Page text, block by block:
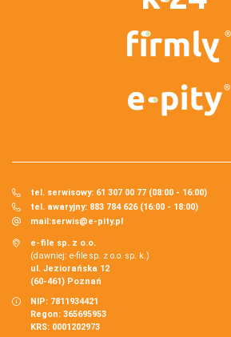
tel. serwisowy: 61 307 00 77 (08:00 - 16:00)
tel. awaryjny: 883 784 626 (16:00 - 18:00)
mail:serwis@e-pity.pl
e-file sp. z o.o.
(dawniej: e-file sp. z o.o. sp. k.)
ul. Jeziorańska 12
(60-461) Poznań
NIP: 7811934421
Regon: 365695953
KRS: 0001202973